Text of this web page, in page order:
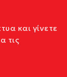
και γίνετε
τις